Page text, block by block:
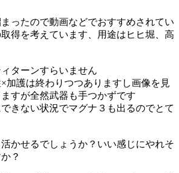
ったので動画などでおすすめされてい
得を考えています、用途はヒヒ堀、高
ターンすらいません
加護は終わりつつありますし画像を見
すが全然武器も手つかずです
きない状況でマグナ３も出るのでとて
かせるでしょうか？いい感じにやれそ
？